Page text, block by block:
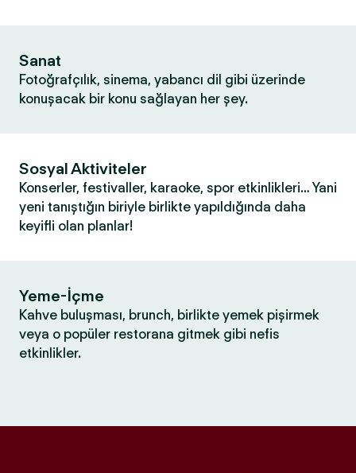
Sanat
Fotoğrafçılık, sinema, yabancı dil gibi üzerinde
konuşacak bir konu sağlayan her şey.
Sosyal Aktiviteler
Konserler, festivaller, karaoke, spor etkinlikleri… Yani
yeni tanıştığın biriyle birlikte yapıldığında daha
keyifli olan planlar!
Yeme-İçme
Kahve buluşması, brunch, birlikte yemek pişirmek
veya o popüler restorana gitmek gibi nefis
etkinlikler.